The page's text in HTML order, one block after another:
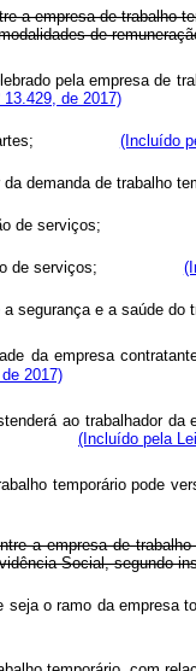
a empresa de trabalho
de
pela empresa de
13.429, de 2017)
partes; (Incluído
da demanda de
de
de serviços;
a segurança e a
da empresa
2017)
ao trabalhador da
(Incluído pela
temporário
a empresa de
Social, segundo
seja o ramo da